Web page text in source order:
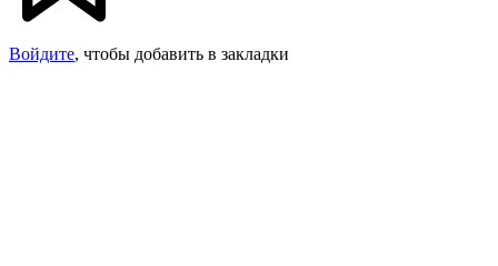
Войдите, чтобы добавить в закладки